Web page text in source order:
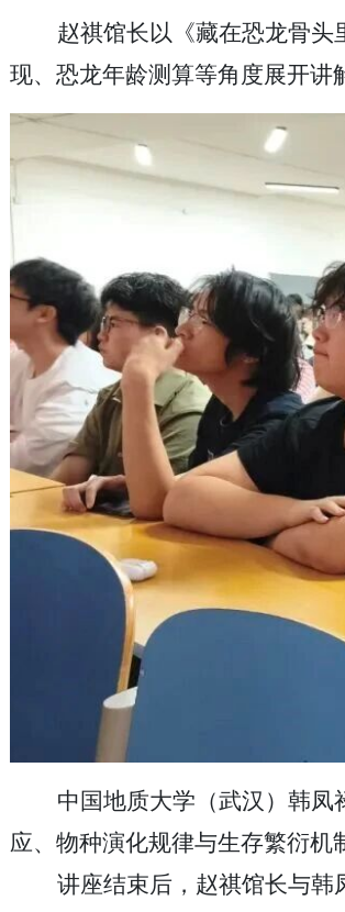
赵祺馆长以《藏在恐龙骨
现、恐龙年龄测算等角度展开讲
中国地质大学（武汉）韩
应、物种演化规律与生存繁衍机
讲座结束后，赵祺馆长与韩